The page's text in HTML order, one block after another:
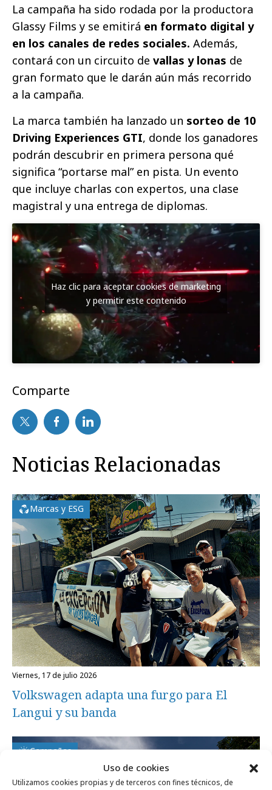
Uso de cookies
Utilizamos cookies propias y de terceros con fines técnicos, de
La campaña ha sido rodada por la productora
Glassy Films y se emitirá en formato digital y
en los canales de redes sociales. Además,
contará con un circuito de vallas y lonas de
gran formato que le darán aún más recorrido
a la campaña.
La marca también ha lanzado un sorteo de 10
Driving Experiences GTI, donde los ganadores
podrán descubrir en primera persona qué
significa “portarse mal” en pista. Un evento
que incluye charlas con expertos, una clase
magistral y una entrega de diplomas.
Haz clic para aceptar cookies de marketing
y permitir este contenido
Comparte
Noticias Relacionadas
Marcas y ESG
viernes, 17 de julio 2026
Volkswagen adapta una furgo para El
Langui y su banda
Campañas